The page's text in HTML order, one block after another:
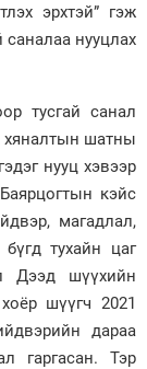
эрхтэй” гэж
нууцлах
тусгай санал
хяналтын шатны
нууц хэвээр
кэйс
магадлал,
тухайн цаг
Дээд шүүхийн
шүүгч 2021
дараа
гаргасан. Тэр